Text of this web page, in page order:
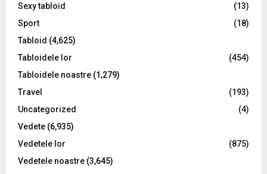
Sexy tabloid
(13)
Sport
(18)
Tabloid (4,625)
Tabloidele lor
(454)
Tabloidele noastre (1,279)
Travel
(193)
Uncategorized
(4)
Vedete (6,935)
Vedetele lor
(875)
Vedetele noastre (3,645)